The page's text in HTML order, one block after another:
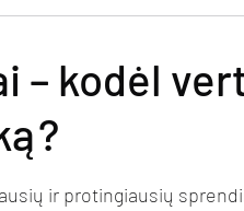
– kodėl
ir protingiausių